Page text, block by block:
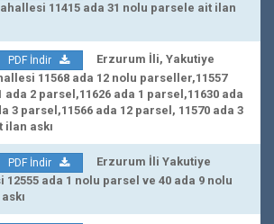
11415 ada 31 nolu parsele ait ilan
PDF İndir
Erzurum İli, Yakutiye
11568 ada 12 nolu parseller,11557
ada 2 parsel,11626 ada 1 parsel,11630 ada
3 parsel,11566 ada 12 parsel, 11570 ada 3
askı
PDF İndir
Erzurum İli Yakutiye
ada 1 nolu parsel ve 40 ada 9 nolu